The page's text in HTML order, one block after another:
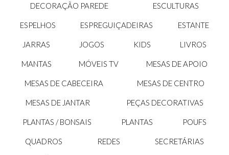
DECORAÇÃO PAREDE ESCULTURAS
ESPELHOS ESPREGUIÇADEIRAS ESTANTE
JARRAS JOGOS KIDS LIVROS
MANTAS MÓVEIS TV MESAS DE APOIO
MESAS DE CABECEIRA MESAS DE CENTRO
MESAS DE JANTAR PEÇAS DECORATIVAS
PLANTAS / BONSAIS PLANTAS POUFS
QUADROS REDES SECRETÁRIAS